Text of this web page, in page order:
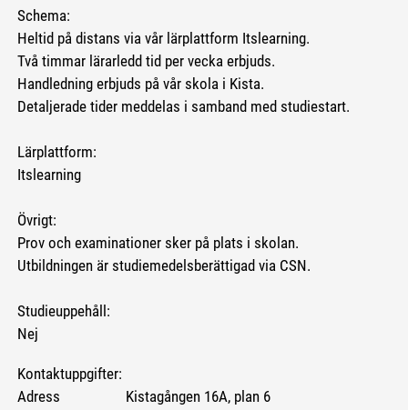
Schema:
Heltid på distans via vår lärplattform Itslearning.
Två timmar lärarledd tid per vecka erbjuds.
Handledning erbjuds på vår skola i Kista.
Detaljerade tider meddelas i samband med studiestart.
Lärplattform:
Itslearning
Övrigt:
Prov och examinationer sker på plats i skolan.
Utbildningen är studiemedelsberättigad via CSN.
Studieuppehåll:
Nej
Kontaktuppgifter:
Adress Kistagången 16A, plan 6